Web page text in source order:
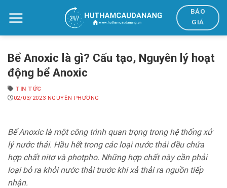
qua
BÁO
GIÁ
Bể Anoxic là gì? Cấu tạo, Nguyên lý hoạt
động bể Anoxic
TIN TỨC
02/03/2023 NGUYÊN PHƯƠNG
Bể Anoxic là một công trình quan trọng trong hệ thống xử
lý nước thải. Hầu hết trong các loại nước thải đều chứa
hợp chất nitơ và photpho. Những hợp chất này cần phải
loại bỏ ra khỏi nước thải trước khi xả thải ra nguồn tiếp
nhận.